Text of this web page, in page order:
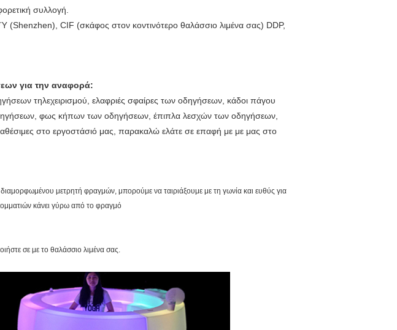
συλλογή.
CIF (σκάφος στον κοντινότερο θαλάσσιο λιμένα σας) DDP,
για την αναφορά:
τηλεχειρισμού, ελαφριές σφαίρες των οδηγήσεων, κάδοι πάγου
φως κήπων των οδηγήσεων, έπιπλα λεσχών των οδηγήσεων,
στο εργοστάσιό μας, παρακαλώ ελάτε σε επαφή με με μας στο
μετρητή φραγμών, μπορούμε να ταιριάξουμε με τη γωνία και ευθύς για
κάνει γύρω από το φραγμό
σε με το θαλάσσιο λιμένα σας.